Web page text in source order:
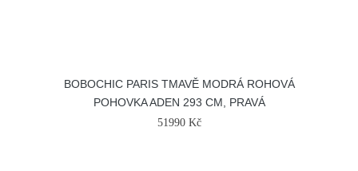
BOBOCHIC PARIS TMAVĚ MODRÁ ROHOVÁ
POHOVKA ADEN 293 CM, PRAVÁ
51990 Kč